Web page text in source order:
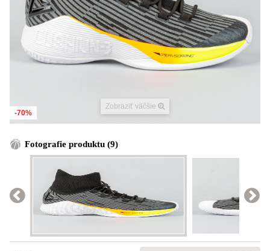
Zobraziť väčšie
-70%
Fotografie produktu (9)